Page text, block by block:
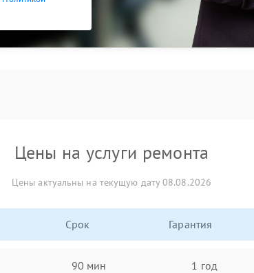
Цены на услуги ремонта
Цены актуальны на текущую дату 08.08.2026
Срок Гарантия
90 мин 1 год